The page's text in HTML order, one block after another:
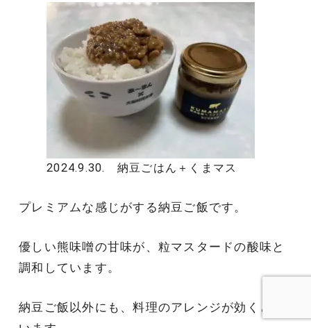
2024.9.30. 納豆ごはん＋くまマス
プレミアムな感じがする納豆ご飯です。
優しい熊味噌の甘味が、粒マスタードの酸味と
調和しています。
納豆ご飯以外にも、料理のアレンジが効くと思